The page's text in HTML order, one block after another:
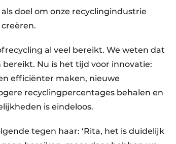
doel om onze recyclingindustrie
al veel bereikt. We weten dat
Nu is het tijd voor innovatie:
efficiënter maken, nieuwe
recyclingpercentages behalen en
is eindeloos.
tegen haar: ‘Rita, het is duidelijk